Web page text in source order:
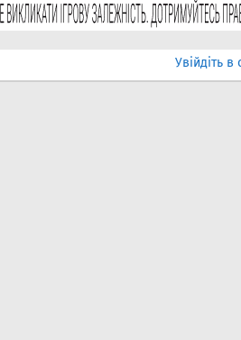
Увійдіть в